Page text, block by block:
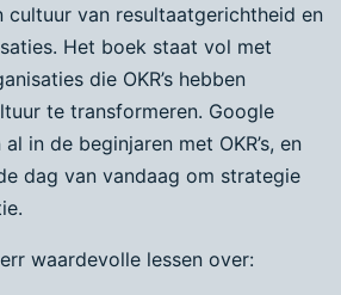
cultuur van resultaatgerichtheid en
Het boek staat vol met
die OKR’s hebben
te transformeren. Google
in de beginjaren met OKR’s, en
dag van vandaag om strategie
waardevolle lessen over: